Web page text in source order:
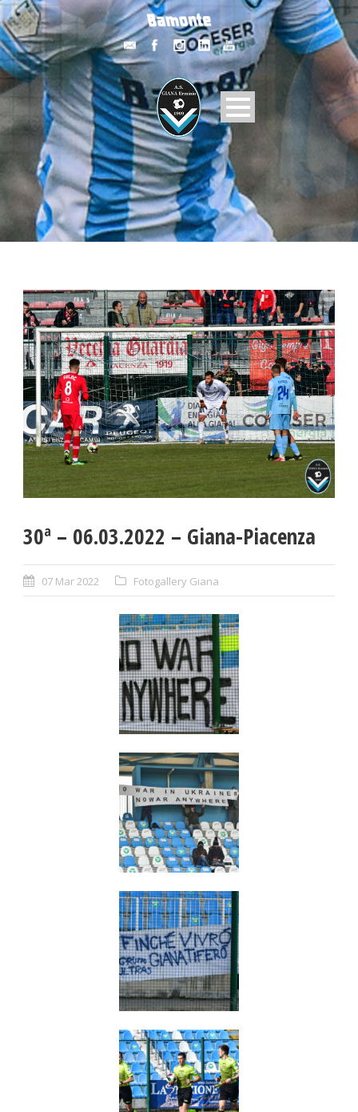
30ª – 06.03.2022 – Giana-Piacenza
07 Mar 2022 Fotogallery Giana